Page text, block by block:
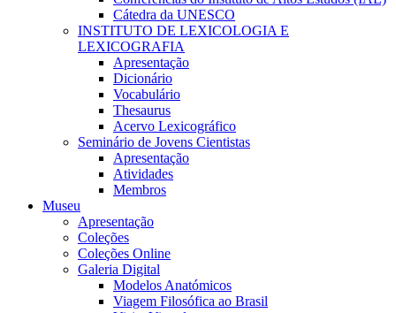
Cátedra da UNESCO
INSTITUTO DE LEXICOLOGIA E
LEXICOGRAFIA
Apresentação
Dicionário
Vocabulário
Thesaurus
Acervo Lexicográfico
Seminário de Jovens Cientistas
Apresentação
Atividades
Membros
Museu
Apresentação
Coleções
Coleções Online
Galeria Digital
Modelos Anatómicos
Viagem Filosófica ao Brasil